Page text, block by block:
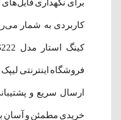
برای نگهداری
کاربردی به شمار
فروشگاه اینترنتی
ارسال سریع و
خریدی مطمئن و آسان